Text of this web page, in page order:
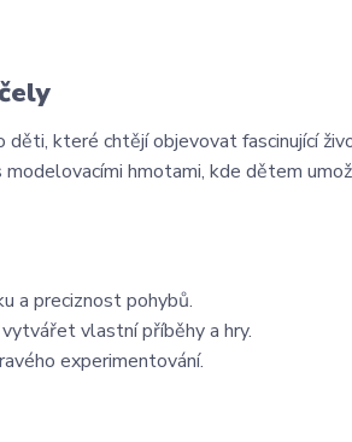
které chtějí objevovat fascinující
hmotami, kde dětem
a preciznost pohybů.
vlastní příběhy a hry.
experimentování.